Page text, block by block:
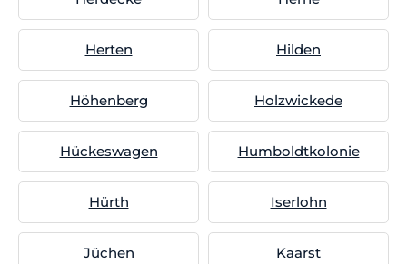
Herten Hilden
Höhenberg Holzwickede
Hückeswagen Humboldtkolonie
Hürth Iserlohn
Jüchen Kaarst